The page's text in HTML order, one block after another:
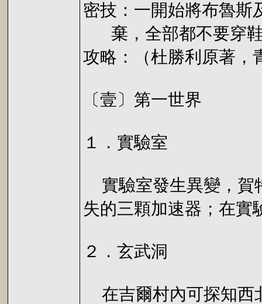
密技：一開始將布魯斯
棄，全部都不要穿鞋
攻略：（杜勝利原著，
〔壹〕第一世界
１．實驗室
實驗室發生異變，賀
失的三顆加速器；在實
２．玄武洞
在吉爾村內可探知西